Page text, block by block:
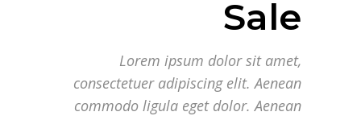
Sale
Lorem ipsum dolor sit amet,
consectetuer adipiscing elit. Aenean
commodo ligula eget dolor. Aenean